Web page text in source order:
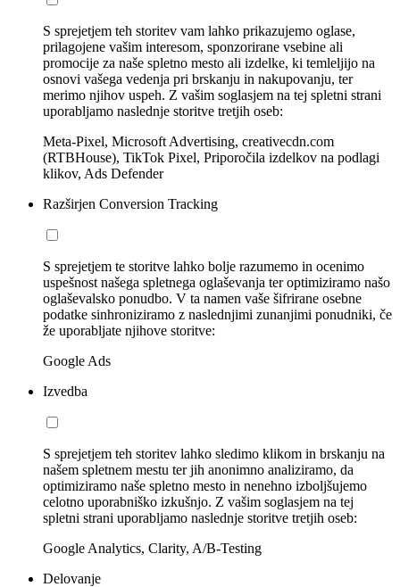
S sprejetjem teh storitev vam lahko prikazujemo oglase,
prilagojene vašim interesom, sponzorirane vsebine ali
promocije za naše spletno mesto ali izdelke, ki temleljijo na
osnovi vašega vedenja pri brskanju in nakupovanju, ter
merimo njihov uspeh. Z vašim soglasjem na tej spletni strani
uporabljamo naslednje storitve tretjih oseb:
Meta-Pixel, Microsoft Advertising, creativecdn.com
(RTBHouse), TikTok Pixel, Priporočila izdelkov na podlagi
klikov, Ads Defender
Razširjen Conversion Tracking
S sprejetjem te storitve lahko bolje razumemo in ocenimo
uspešnost našega spletnega oglaševanja ter optimiziramo našo
oglaševalsko ponudbo. V ta namen vaše šifrirane osebne
podatke sinhroniziramo z naslednjimi zunanjimi ponudniki, če
že uporabljate njihove storitve:
Google Ads
Izvedba
S sprejetjem teh storitev lahko sledimo klikom in brskanju na
našem spletnem mestu ter jih anonimno analiziramo, da
optimiziramo naše spletno mesto in nenehno izboljšujemo
celotno uporabniško izkušnjo. Z vašim soglasjem na tej
spletni strani uporabljamo naslednje storitve tretjih oseb:
Google Analytics, Clarity, A/B-Testing
Delovanje